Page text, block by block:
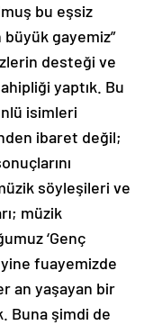
bu eşsiz
gayemiz”
desteği ve
yaptık. Bu
isimleri
ibaret değil;
söyleşileri ve
müzik
‘Genç
fuayemizde
an yaşayan bir
Buna şimdi de